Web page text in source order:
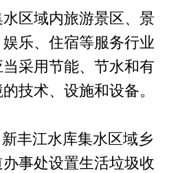
区域内旅游景区、景
乐、住宿等服务行业
采用节能、节水和有
技术、设施和设备。
新丰江水库集水区域乡
事处设置生活垃圾收